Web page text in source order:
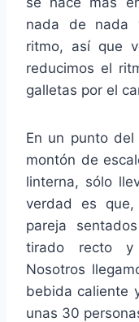
nada de nada
ritmo, así que
reducimos el
galletas por el
En un punto
montón de
linterna, sólo
verdad es
pareja
tirado recto y
Nosotros
bebida caliente
unas 30